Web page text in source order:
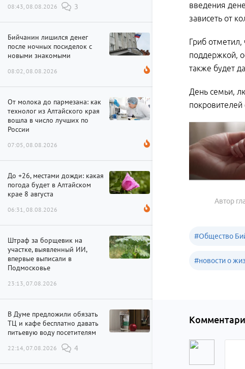
08:43, 08.08.2026 3
Бийчанин лишился денег
после ночных посиделок с
новыми знакомыми
08:02, 08.08.2026
От молока до пармезана: как
технолог из Алтайского края
вошла в число лучших по
России
07:05, 08.08.2026
До +26, местами дожди: какая
погода будет в Алтайском
крае 8 августа
06:31, 08.08.2026
Штраф за борщевик на
участке, выявленный ИИ,
впервые выписали в
Подмосковье
23:13, 07.08.2026
В Думе предложили обязать
ТЦ и кафе бесплатно давать
питьевую воду посетителям
22:14, 07.08.2026 4
введения
зависеть от
Гриб
поддержкой,
также будет
День семьи,
покровителей
Автор
#Общество
#новости о